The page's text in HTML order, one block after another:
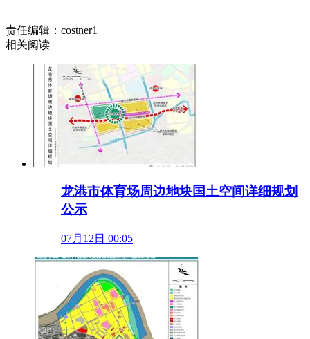
责任编辑：costner1
相关阅读
龙港市体育场周边地块国土空间详细规划
公示
07月12日 00:05